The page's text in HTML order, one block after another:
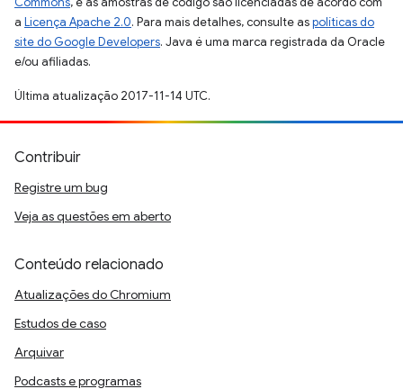
a Licença Apache 2.0. Para mais detalhes, consulte aspolíticas do
site do Google Developers. Java é uma marca registrada da Oracle
e/ou afiliadas.
Última atualização 2017-11-14 UTC.
Contribuir
Registre um bug
Veja as questões em aberto
Conteúdo relacionado
Atualizações do Chromium
Estudos de caso
Arquivar
Podcasts e programas